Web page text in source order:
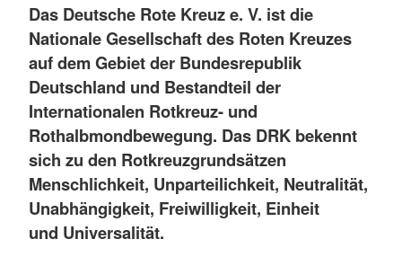
Das Deutsche Rote Kreuz e. V. ist die
Nationale Gesellschaft des Roten Kreuzes
auf dem Gebiet der Bundesrepublik
Deutschland und Bestandteil der
Internationalen Rotkreuz- und
Rothalbmondbewegung. Das DRK bekennt
sich zu den Rotkreuzgrundsätzen
Menschlichkeit, Unparteilichkeit, Neutralität,
Unabhängigkeit, Freiwilligkeit, Einheit
und Universalität.